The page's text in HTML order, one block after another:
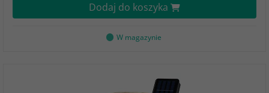
Dodaj do koszyka
W magazynie